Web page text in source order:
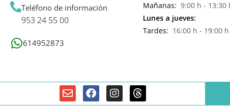
Teléfono de información
953 24 55 00
614952873
Mañanas: 9:00 h - 13:30
Lunes a jueves:
Tardes: 16:00 h - 19:00 h